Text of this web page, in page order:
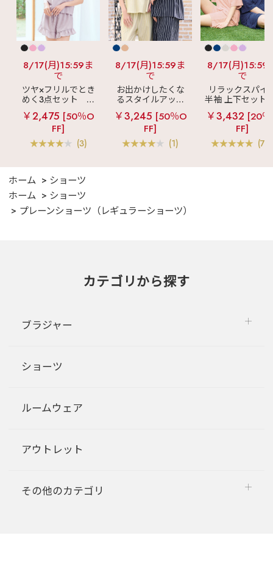
8/17(月)15:59ま
で
ツヤ×フリルでとき
めく3点セット
シ
ルキー ショートパ
ンツ 3点セット
￥2,475 [50％O
FF]
(3)
8/17(月)15:59ま
で
お出かけしたくな
るスタイルアップ
見え
ストライプ
フリル ロングパン
ツ 綿混 上下セット
￥3,245 [50％O
FF]
(1)
8/17(月)15:59
で
リラックスパイ
半袖 上下セット
女兼用サイズ)
￥3,432 [20
FF]
ホーム
ショーツ
ホーム
ショーツ
プレーンショーツ（レギュラーショーツ）
カテゴリから探す
ブラジャー
ショーツ
ルームウェア
アウトレット
その他のカテゴリ